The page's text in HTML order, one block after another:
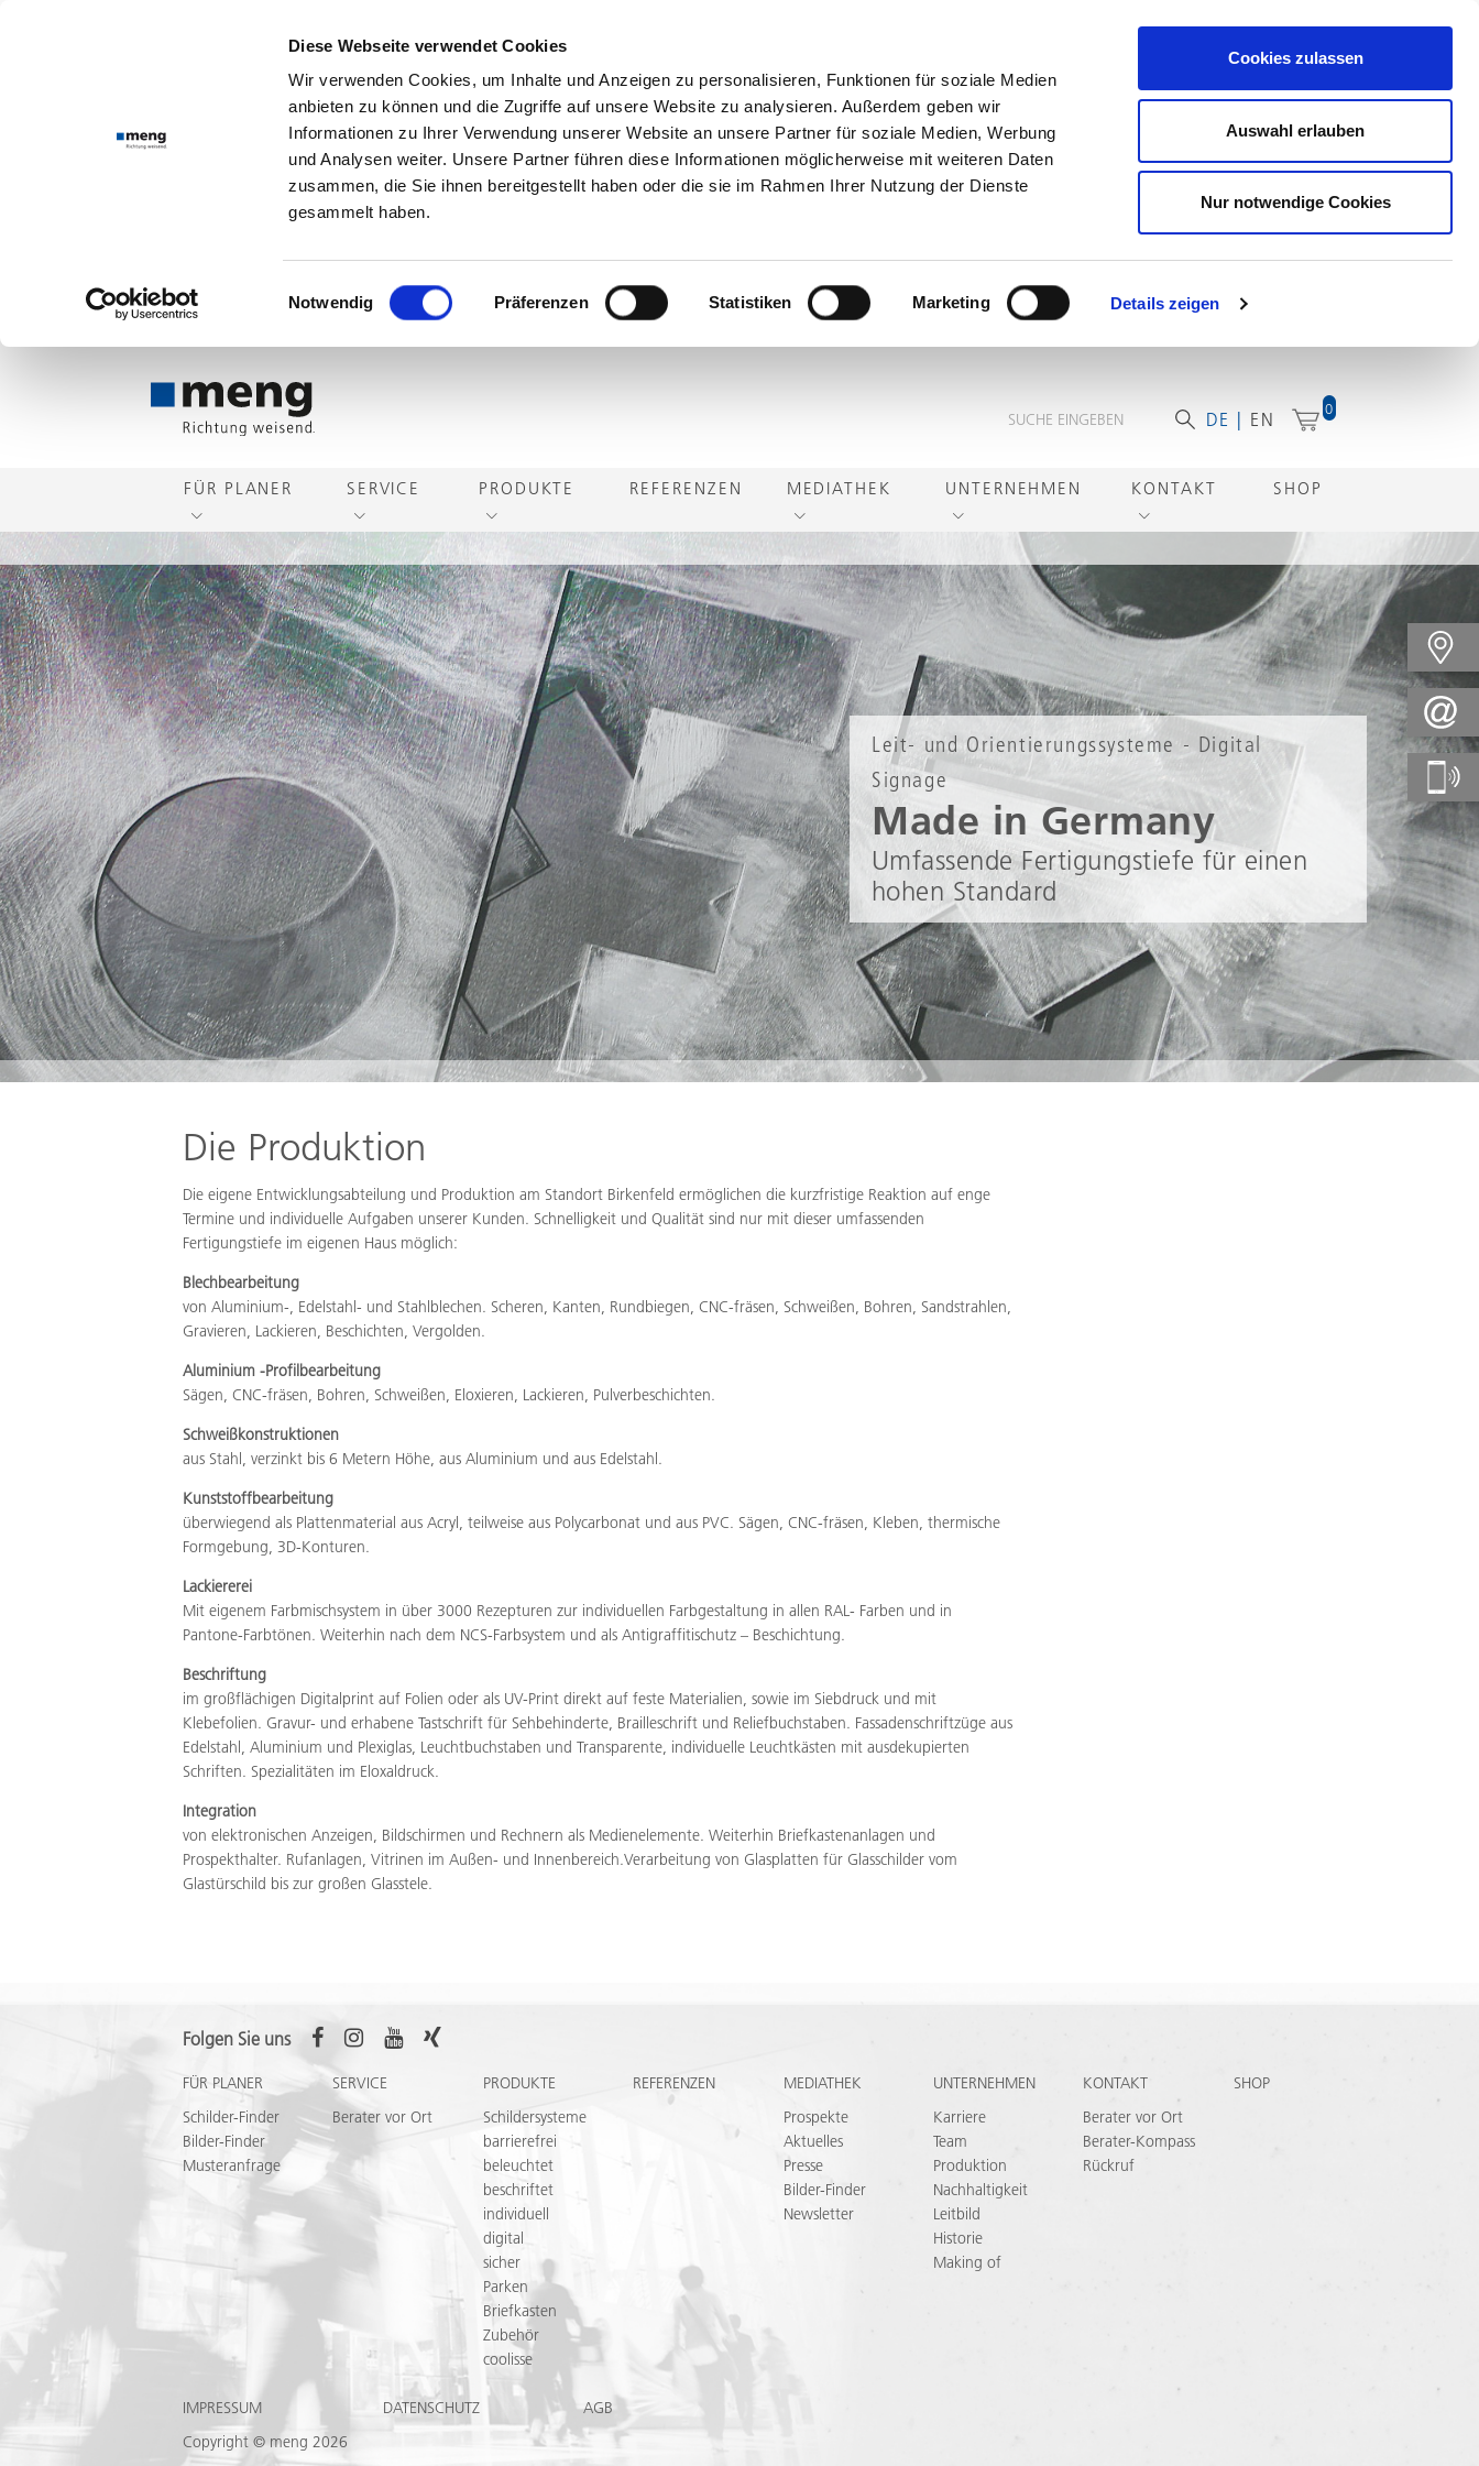
Diese Webseite verwendet Cookies
Wir verwenden Cookies, um Inhalte und Anzeigen zu personalisieren, Funktionen für soziale Medien
anbieten zu können und die Zugriffe auf unsere Website zu analysieren. Außerdem geben wir
Informationen zu Ihrer Verwendung unserer Website an unsere Partner für soziale Medien, Werbung
und Analysen weiter. Unsere Partner führen diese Informationen möglicherweise mit weiteren Daten
zusammen, die Sie ihnen bereitgestellt haben oder die sie im Rahmen Ihrer Nutzung der Dienste
gesammelt haben.
Einwilligungsauswahl
Notwendig Präferenzen Statistiken Marketing Details zeigen
Cookies zulassen
Auswahl erlauben
Nur notwendige Cookies
DE EN
0
FÜR PLANER SERVICE PRODUKTE REFERENZEN MEDIATHEK UNTERNEHMEN KONTAKT SHOP
Leit- und Orientierungssysteme - Digital
Signage
Made in Germany
Umfassende Fertigungstiefe für einen
hohen Standard
Die Produktion
Die eigene Entwicklungsabteilung und Produktion am Standort Birkenfeld ermöglichen die kurzfristige Reaktion auf enge
Termine und individuelle Aufgaben unserer Kunden. Schnelligkeit und Qualität sind nur mit dieser umfassenden
Fertigungstiefe im eigenen Haus möglich:
Blechbearbeitung
von Aluminium-, Edelstahl- und Stahlblechen. Scheren, Kanten, Rundbiegen, CNC-fräsen, Schweißen, Bohren, Sandstrahlen,
Gravieren, Lackieren, Beschichten, Vergolden.
Aluminium -Profilbearbeitung
Sägen, CNC-fräsen, Bohren, Schweißen, Eloxieren, Lackieren, Pulverbeschichten.
Schweißkonstruktionen
aus Stahl, verzinkt bis 6 Metern Höhe, aus Aluminium und aus Edelstahl.
Kunststoffbearbeitung
überwiegend als Plattenmaterial aus Acryl, teilweise aus Polycarbonat und aus PVC. Sägen, CNC-fräsen, Kleben, thermische
Formgebung, 3D-Konturen.
Lackiererei
Mit eigenem Farbmischsystem in über 3000 Rezepturen zur individuellen Farbgestaltung in allen RAL- Farben und in
Pantone-Farbtönen. Weiterhin nach dem NCS-Farbsystem und als Antigraffitischutz – Beschichtung.
Beschriftung
im großflächigen Digitalprint auf Folien oder als UV-Print direkt auf feste Materialien, sowie im Siebdruck und mit
Klebefolien. Gravur- und erhabene Tastschrift für Sehbehinderte, Brailleschrift und Reliefbuchstaben. Fassadenschriftzüge aus
Edelstahl, Aluminium und Plexiglas, Leuchtbuchstaben und Transparente, individuelle Leuchtkästen mit ausdekupierten
Schriften. Spezialitäten im Eloxaldruck.
Integration
von elektronischen Anzeigen, Bildschirmen und Rechnern als Medienelemente. Weiterhin Briefkastenanlagen und
Prospekthalter. Rufanlagen, Vitrinen im Außen- und Innenbereich.Verarbeitung von Glasplatten für Glasschilder vom
Glastürschild bis zur großen Glasstele.
Folgen Sie uns
FÜR PLANER
Schilder-Finder
Bilder-Finder
Musteranfrage
SERVICE
Berater vor Ort
PRODUKTE
Schildersysteme
barrierefrei
beleuchtet
beschriftet
individuell
digital
sicher
Parken
Briefkasten
Zubehör
coolisse
REFERENZEN
MEDIATHEK
Prospekte
Aktuelles
Presse
Bilder-Finder
Newsletter
UNTERNEHMEN
Karriere
Team
Produktion
Nachhaltigkeit
Leitbild
Historie
Making of
KONTAKT
Berater vor Ort
Berater-Kompass
Rückruf
SHOP
IMPRESSUM DATENSCHUTZ
AGB
Copyright © meng 2026